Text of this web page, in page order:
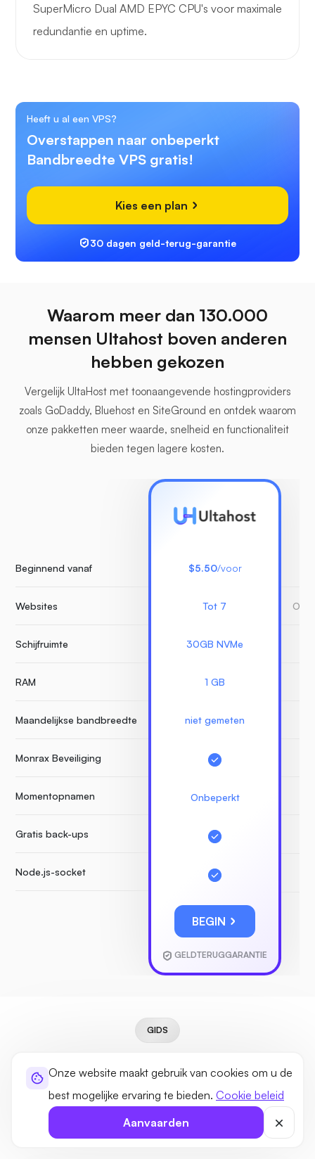
Onze website maakt gebruik van cookies om u de
best mogelijke ervaring te bieden. Cookie beleid
Aanvaarden
SuperMicro Dual AMD EPYC CPU's voor maximale
redundantie en uptime.
Heeft u al een VPS?
Overstappen naar onbeperkt
Bandbreedte VPS gratis!
Kies een plan
30 dagen geld-terug-garantie
Waarom meer dan 130.000
mensen Ultahost boven anderen
hebben gekozen
Vergelijk UltaHost met toonaangevende hostingproviders
zoals GoDaddy, Bluehost en SiteGround en ontdek waarom
onze pakketten meer waarde, snelheid en functionaliteit
bieden tegen lagere kosten.
Beginnend vanaf
Websites
Schijfruimte
RAM
Maandelijkse bandbreedte
Monrax Beveiliging
Momentopnamen
Gratis back-ups
Node.js-socket
$5.50/voor
Tot 7
30GB NVMe
1 GB
niet gemeten
Onbeperkt
BEGIN
GELDTERUGGARANTIE
GIDS
probleem
Ons platform is volledig uitgerust met de functies die u
nodig hebt. Verbeter uw digitale ervaring met ons.